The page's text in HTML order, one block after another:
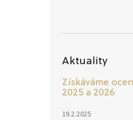
Aktuality
Získáváme
2025 a 2026
19.2.2025